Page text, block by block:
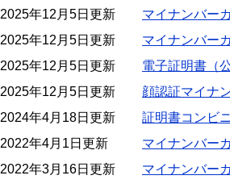
2025年12月5日更新
マイナンバー
2025年12月5日更新
マイナンバー
2025年12月5日更新
電子証明書（
2025年12月5日更新
顔認証マイナ
2024年4月18日更新
証明書コンビ
2022年4月1日更新
マイナンバー
2022年3月16日更新
マイナンバー